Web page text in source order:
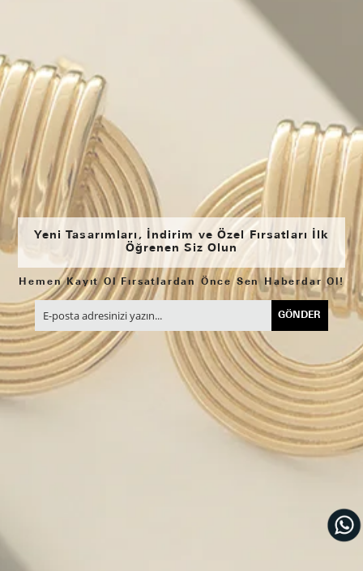
Yeni Tasarımları, İndirim ve Özel Fırsatları İlk
Öğrenen Siz Olun
Hemen Kayıt Ol Fırsatlardan Önce Sen Haberdar Ol!
GÖNDER